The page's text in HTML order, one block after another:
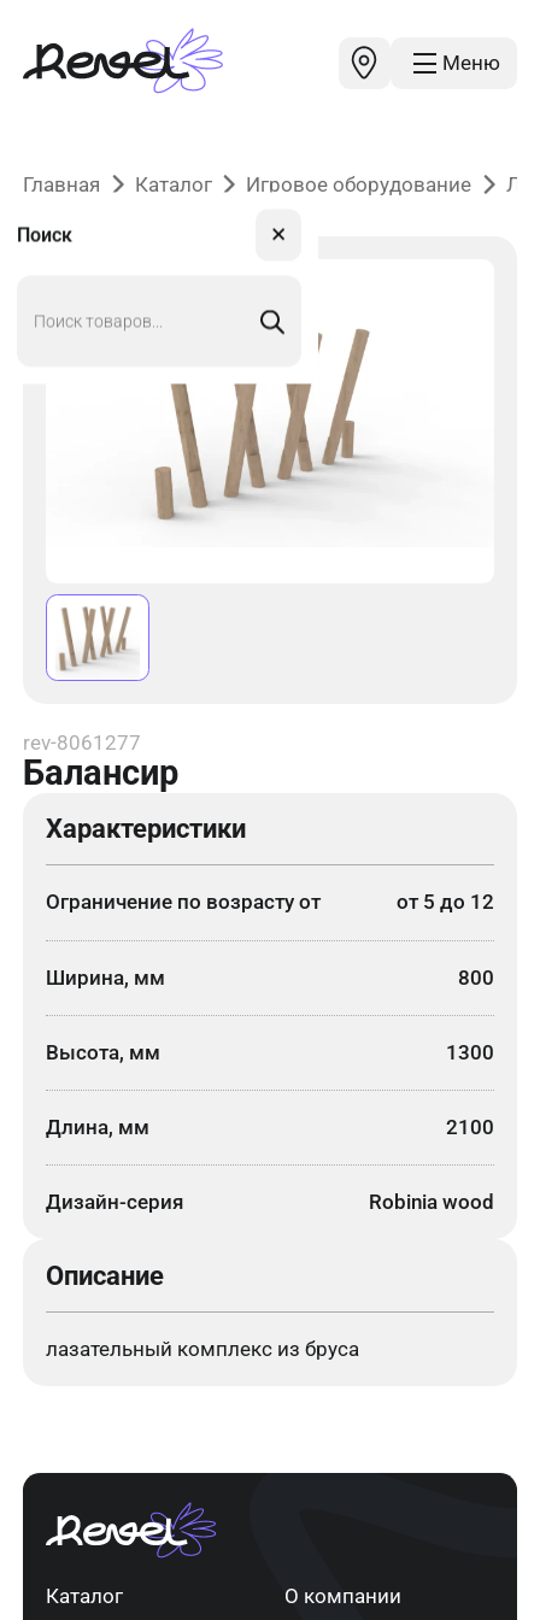
Меню
Поиск ✕
Главная Каталог Игровое оборудование
rev-8061277
Балансир
Характеристики
Ограничение по возрасту от от 5 до 12
Ширина, мм 800
Высота, мм 1300
Длина, мм 2100
Дизайн-серия Robinia wood
Описание
лазательный комплекс из бруса
Каталог О компании